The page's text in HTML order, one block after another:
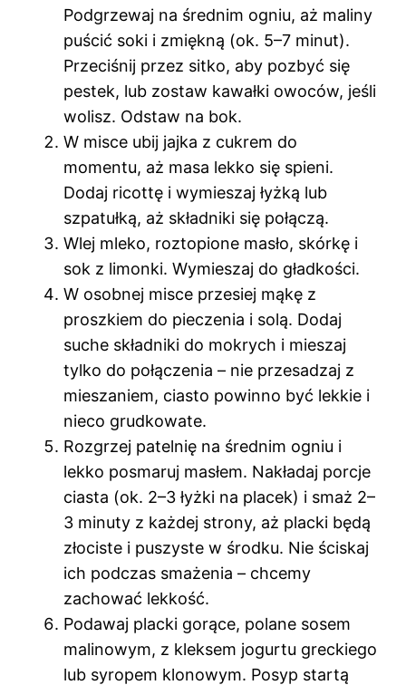
Podgrzewaj na średnim ogniu, aż maliny
puścić soki i zmiękną (ok. 5–7 minut).
Przeciśnij przez sitko, aby pozbyć się
pestek, lub zostaw kawałki owoców, jeśli
wolisz. Odstaw na bok.
W misce ubij jajka z cukrem do
momentu, aż masa lekko się spieni.
Dodaj ricottę i wymieszaj łyżką lub
szpatułką, aż składniki się połączą.
Wlej mleko, roztopione masło, skórkę i
sok z limonki. Wymieszaj do gładkości.
W osobnej misce przesiej mąkę z
proszkiem do pieczenia i solą. Dodaj
suche składniki do mokrych i mieszaj
tylko do połączenia – nie przesadzaj z
mieszaniem, ciasto powinno być lekkie i
nieco grudkowate.
Rozgrzej patelnię na średnim ogniu i
lekko posmaruj masłem. Nakładaj porcje
ciasta (ok. 2–3 łyżki na placek) i smaż 2–
3 minuty z każdej strony, aż placki będą
złociste i puszyste w środku. Nie ściskaj
ich podczas smażenia – chcemy
zachować lekkość.
Podawaj placki gorące, polane sosem
malinowym, z kleksem jogurtu greckiego
lub syropem klonowym. Posyp startą